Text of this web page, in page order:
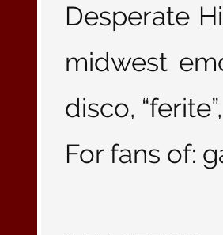
Desperate
midwest
disco,
For fans of: